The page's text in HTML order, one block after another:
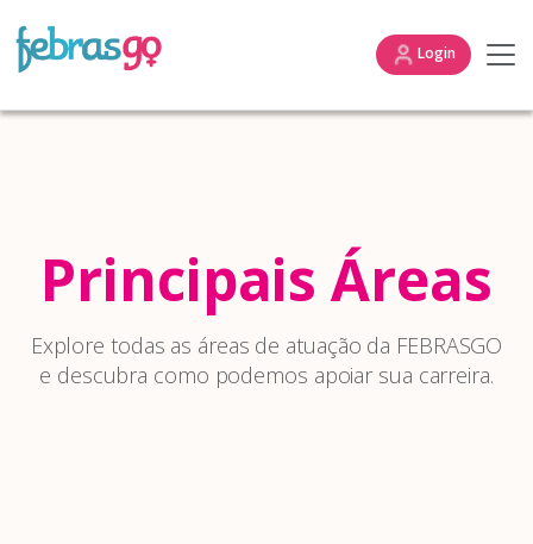
Login
Principais Áreas
Explore todas as áreas de atuação da FEBRASGO
e descubra como podemos apoiar sua carreira.